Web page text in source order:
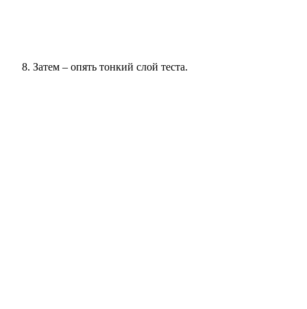
Затем – опять тонкий слой теста.